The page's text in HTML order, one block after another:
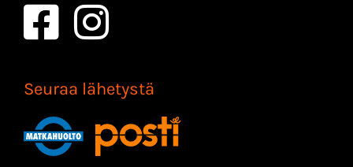
Seuraa lähetystä